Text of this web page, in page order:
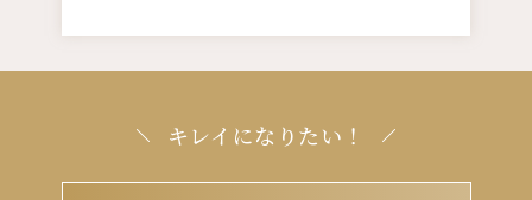
キレイになりたい！